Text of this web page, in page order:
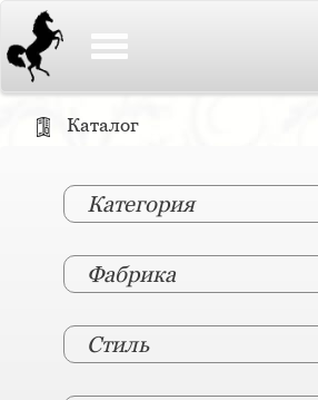
Каталог
Категория
Фабрика
Стиль